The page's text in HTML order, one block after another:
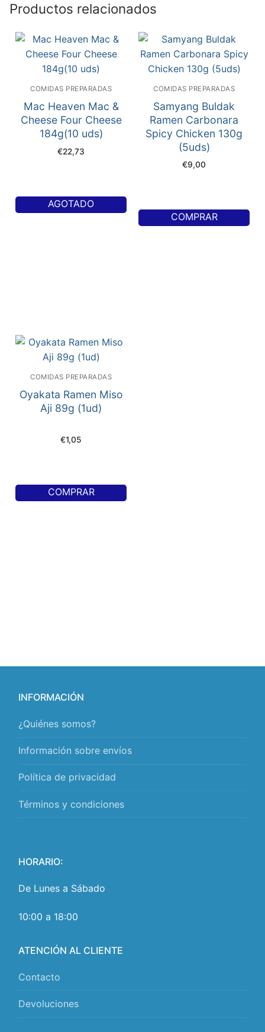
Productos relacionados
COMIDAS PREPARADAS
Mac Heaven Mac &
Cheese Four Cheese
184g(10 uds)
€22,73
AGOTADO
COMIDAS PREPARADAS
Samyang Buldak
Ramen Carbonara
Spicy Chicken 130g
(5uds)
€9,00
COMPRAR
COMIDAS PREPARADAS
Oyakata Ramen Miso
Aji 89g (1ud)
€1,05
COMPRAR
INFORMACIÓN
¿Quiénes somos?
Información sobre envíos
Política de privacidad
Términos y condiciones
HORARIO:
De Lunes a Sábado
10:00 a 18:00
ATENCIÓN AL CLIENTE
Contacto
Devoluciones